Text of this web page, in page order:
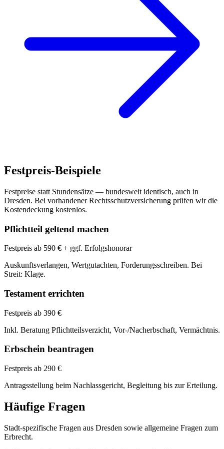
Festpreis-Beispiele
Festpreise statt Stundensätze — bundesweit identisch, auch in
Dresden. Bei vorhandener Rechtsschutzversicherung prüfen wir die
Kostendeckung kostenlos.
Pflichtteil geltend machen
Festpreis ab 590 € + ggf. Erfolgshonorar
Auskunftsverlangen, Wertgutachten, Forderungsschreiben. Bei
Streit: Klage.
Testament errichten
Festpreis ab 390 €
Inkl. Beratung Pflichtteilsverzicht, Vor-/Nacherbschaft, Vermächtnis.
Erbschein beantragen
Festpreis ab 290 €
Antragsstellung beim Nachlassgericht, Begleitung bis zur Erteilung.
Häufige Fragen
Stadt-spezifische Fragen aus Dresden sowie allgemeine Fragen zum
Erbrecht.